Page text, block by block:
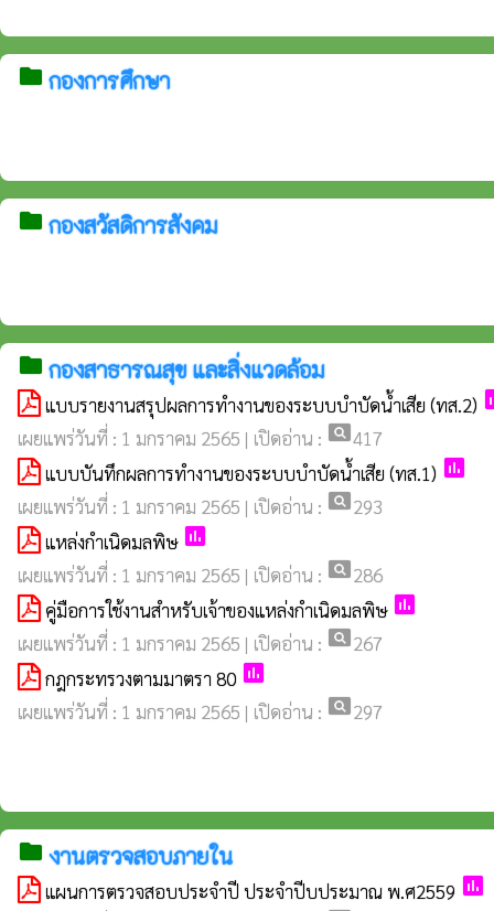
folder กองการศึกษา
folder กองสวัสดิการสังคม
folder กองสาธารณสุข และสิ่งแวดล้อม
แบบรายงานสรุปผลการทำงานของระบบบำบัดน้ำเสีย (ทส.2)
เผยแพร่วันที่ : 1 มกราคม 2565 | เปิดอ่าน : pageview417
แบบบันทึกผลการทำงานของระบบบำบัดน้ำเสีย (ทส.1) poll
เผยแพร่วันที่ : 1 มกราคม 2565 | เปิดอ่าน : pageview293
แหล่งกำเนิดมลพิษ poll
เผยแพร่วันที่ : 1 มกราคม 2565 | เปิดอ่าน : pageview286
คู่มือการใช้งานสำหรับเจ้าของแหล่งกำเนิดมลพิษ poll
เผยแพร่วันที่ : 1 มกราคม 2565 | เปิดอ่าน : pageview267
กฎกระทรวงตามมาตรา 80 poll
เผยแพร่วันที่ : 1 มกราคม 2565 | เปิดอ่าน : pageview297
folder งานตรวจสอบภายใน
แผนการตรวจสอบประจำปี ประจำปีบประมาณ พ.ศ2559 poll